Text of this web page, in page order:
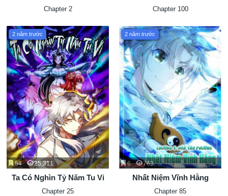
Chapter 2
Trăm Triệu Điểm Thuộc Tính
Chapter 100
2 năm trước
54 25,311
Ta Có Nghìn Tỷ Năm Tu Vi
Chapter 25
2 năm trước
6 763
Nhất Niệm Vĩnh Hằng
Chapter 85